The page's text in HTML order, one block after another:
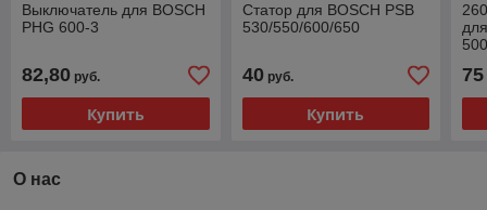
Выключатель для BOSCH
PHG 600-3
82,80 руб.
Купить
Статор для BOSCH PSB
530/550/600/650
40руб.
Купить
75
О нас